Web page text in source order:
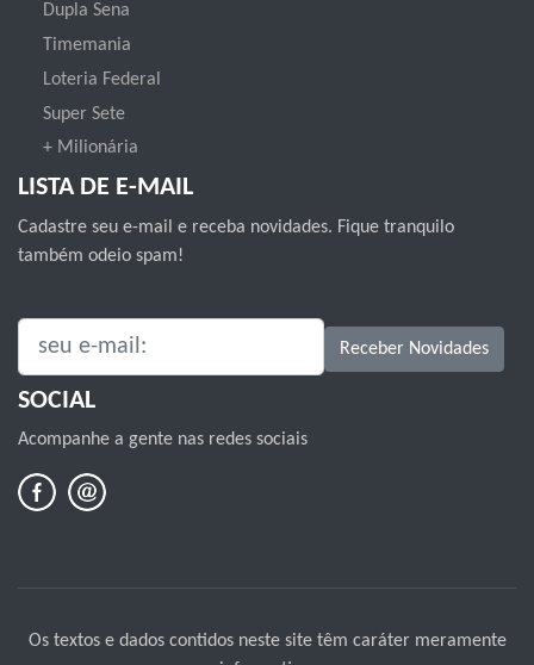
Dupla Sena
Timemania
Loteria Federal
Super Sete
+ Milionária
LISTA DE E-MAIL
Cadastre seu e-mail e receba novidades. Fique tranquilo
também odeio spam!
SEU E-MAIL: Receber Novidades
SOCIAL
Acompanhe a gente nas redes sociais
Os textos e dados contidos neste site têm caráter meramente